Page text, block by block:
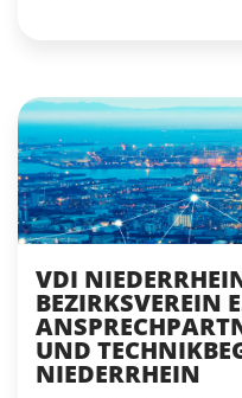
VDI
BEZIRKSVEREIN
UND
NIEDERRHEIN